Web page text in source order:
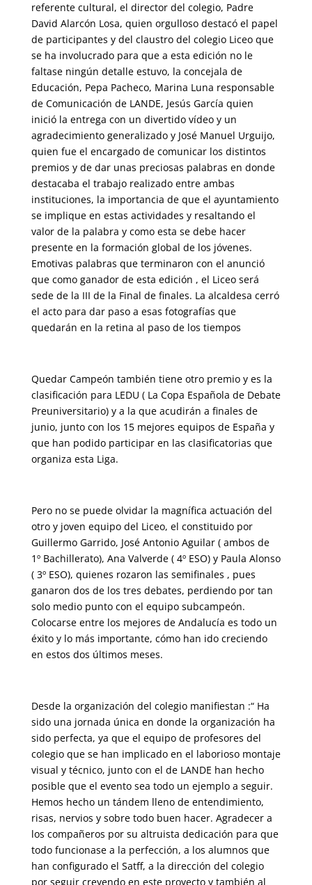
referente cultural, el director del colegio, Padre
David Alarcón Losa, quien orgulloso destacó el papel
de participantes y del claustro del colegio Liceo que
se ha involucrado para que a esta edición no le
faltase ningún detalle estuvo, la concejala de
Educación, Pepa Pacheco, Marina Luna responsable
de Comunicación de LANDE, Jesús García quien
inició la entrega con un divertido vídeo y un
agradecimiento generalizado y José Manuel Urguijo,
quien fue el encargado de comunicar los distintos
premios y de dar unas preciosas palabras en donde
destacaba el trabajo realizado entre ambas
instituciones, la importancia de que el ayuntamiento
se implique en estas actividades y resaltando el
valor de la palabra y como esta se debe hacer
presente en la formación global de los jóvenes.
Emotivas palabras que terminaron con el anunció
que como ganador de esta edición , el Liceo será
sede de la III de la Final de finales. La alcaldesa cerró
el acto para dar paso a esas fotografías que
quedarán en la retina al paso de los tiempos
Quedar Campeón también tiene otro premio y es la
clasificación para LEDU ( La Copa Española de Debate
Preuniversitario) y a la que acudirán a finales de
junio, junto con los 15 mejores equipos de España y
que han podido participar en las clasificatorias que
organiza esta Liga.
Pero no se puede olvidar la magnífica actuación del
otro y joven equipo del Liceo, el constituido por
Guillermo Garrido, José Antonio Aguilar ( ambos de
1º Bachillerato), Ana Valverde ( 4º ESO) y Paula Alonso
( 3º ESO), quienes rozaron las semifinales , pues
ganaron dos de los tres debates, perdiendo por tan
solo medio punto con el equipo subcampeón.
Colocarse entre los mejores de Andalucía es todo un
éxito y lo más importante, cómo han ido creciendo
en estos dos últimos meses.
Desde la organización del colegio manifiestan :“ Ha
sido una jornada única en donde la organización ha
sido perfecta, ya que el equipo de profesores del
colegio que se han implicado en el laborioso montaje
visual y técnico, junto con el de LANDE han hecho
posible que el evento sea todo un ejemplo a seguir.
Hemos hecho un tándem lleno de entendimiento,
risas, nervios y sobre todo buen hacer. Agradecer a
los compañeros por su altruista dedicación para que
todo funcionase a la perfección, a los alumnos que
han configurado el Satff, a la dirección del colegio
por seguir creyendo en este proyecto y también al